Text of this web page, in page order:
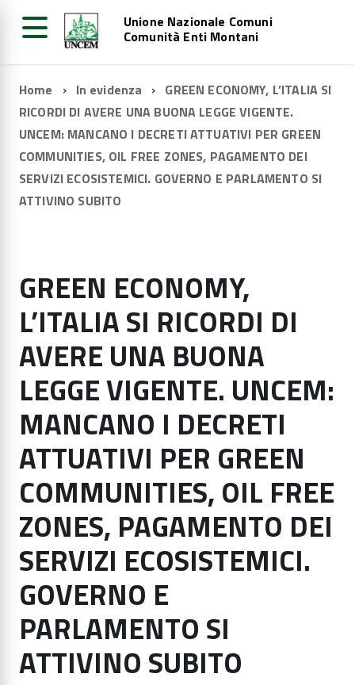
Unione Nazionale Comuni
Comunità Enti Montani
Home In evidenza
GREEN ECONOMY, L’ITALIA SI
RICORDI DI AVERE UNA BUONA LEGGE VIGENTE.
UNCEM: MANCANO I DECRETI ATTUATIVI PER GREEN
COMMUNITIES, OIL FREE ZONES, PAGAMENTO DEI
SERVIZI ECOSISTEMICI. GOVERNO E PARLAMENTO SI
ATTIVINO SUBITO
GREEN ECONOMY,
L’ITALIA SI RICORDI DI
AVERE UNA BUONA
LEGGE VIGENTE. UNCEM:
MANCANO I DECRETI
ATTUATIVI PER GREEN
COMMUNITIES, OIL FREE
ZONES, PAGAMENTO DEI
SERVIZI ECOSISTEMICI.
GOVERNO E
PARLAMENTO SI
ATTIVINO SUBITO